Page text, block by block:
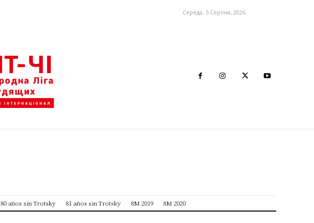
Середа, 5 Серпня, 2026
80 años sin Trotsky 81 años sin Trotsky 8M 2019 8M 2020